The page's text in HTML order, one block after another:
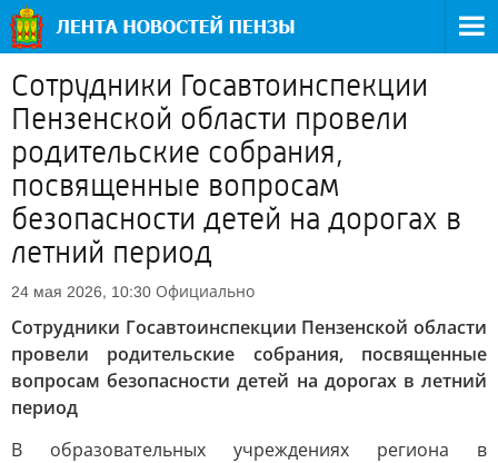
Сотрудники Госавтоинспекции
Пензенской области провели
родительские собрания,
посвященные вопросам
безопасности детей на дорогах в
летний период
24 мая 2026, 10:30 Официально
Сотрудники Госавтоинспекции Пензенской области
провели родительские собрания, посвященные
вопросам безопасности детей на дорогах в летний
период
В образовательных учреждениях региона в